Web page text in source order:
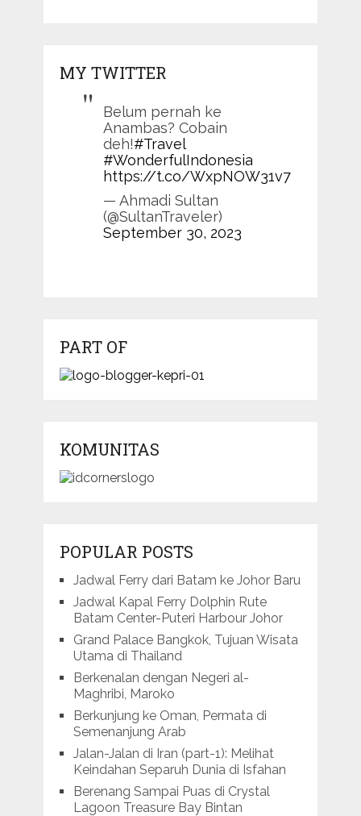
MY TWITTER
Belum pernah ke
Anambas? Cobain
deh!#Travel
#WonderfulIndonesia
https://t.co/WxpNOW31v7
— Ahmadi Sultan
(@SultanTraveler)
September 30, 2023
PART OF
KOMUNITAS
POPULAR POSTS
Jadwal Ferry dari Batam ke Johor Baru
Jadwal Kapal Ferry Dolphin Rute
Batam Center-Puteri Harbour Johor
Grand Palace Bangkok, Tujuan Wisata
Utama di Thailand
Berkenalan dengan Negeri al-
Maghribi, Maroko
Berkunjung ke Oman, Permata di
Semenanjung Arab
Jalan-Jalan di Iran (part-1): Melihat
Keindahan Separuh Dunia di Isfahan
Berenang Sampai Puas di Crystal
Lagoon Treasure Bay Bintan